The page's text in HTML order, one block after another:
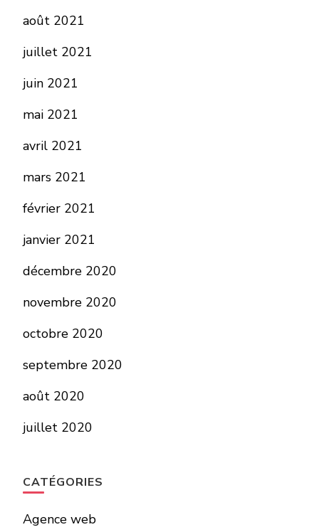
août 2021
juillet 2021
juin 2021
mai 2021
avril 2021
mars 2021
février 2021
janvier 2021
décembre 2020
novembre 2020
octobre 2020
septembre 2020
août 2020
juillet 2020
CATÉGORIES
Agence web